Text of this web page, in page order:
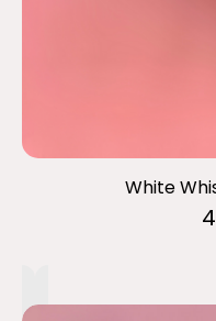
White